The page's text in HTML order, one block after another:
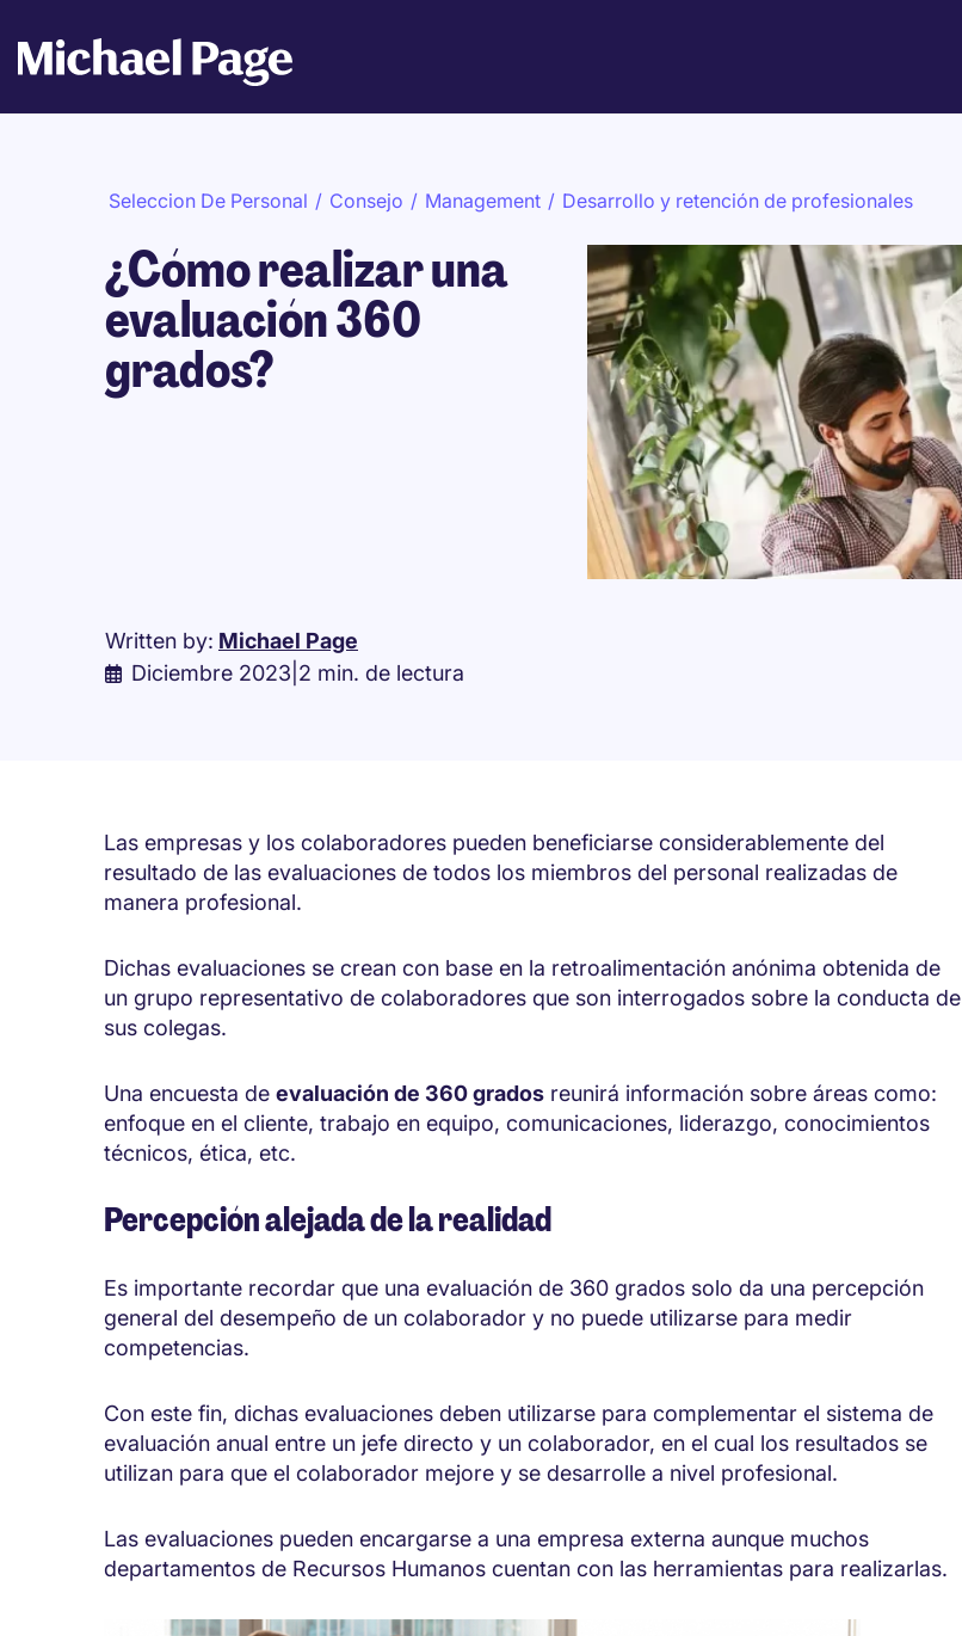
Seleccion De Personal / Consejo / Management / Desarrollo y retención de profesionales
¿Cómo realizar una
evaluación 360
grados?
Written by: Michael Page
Diciembre 2023 2 min. de lectura
Las empresas y los colaboradores pueden beneficiarse considerablemente del
resultado de las evaluaciones de todos los miembros del personal realizadas de
manera profesional.
Dichas evaluaciones se crean con base en la retroalimentación anónima obtenida de
un grupo representativo de colaboradores que son interrogados sobre la conducta de
sus colegas.
Una encuesta de evaluación de 360 grados reunirá información sobre áreas como:
enfoque en el cliente, trabajo en equipo, comunicaciones, liderazgo, conocimientos
técnicos, ética, etc.
Percepción alejada de la realidad
Es importante recordar que una evaluación de 360 grados solo da una percepción
general del desempeño de un colaborador y no puede utilizarse para medir
competencias.
Con este fin, dichas evaluaciones deben utilizarse para complementar el sistema de
evaluación anual entre un jefe directo y un colaborador, en el cual los resultados se
utilizan para que el colaborador mejore y se desarrolle a nivel profesional.
Las evaluaciones pueden encargarse a una empresa externa aunque muchos
departamentos de Recursos Humanos cuentan con las herramientas para realizarlas.